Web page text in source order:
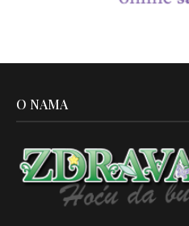
O NAMA